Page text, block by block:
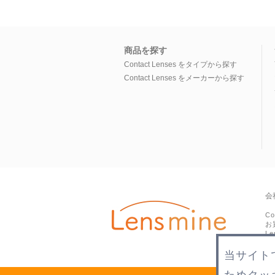
商品を探す
Contact Lenses をタイプから探す
Contact Lenses をメーカーから探す
会
お
当サイト